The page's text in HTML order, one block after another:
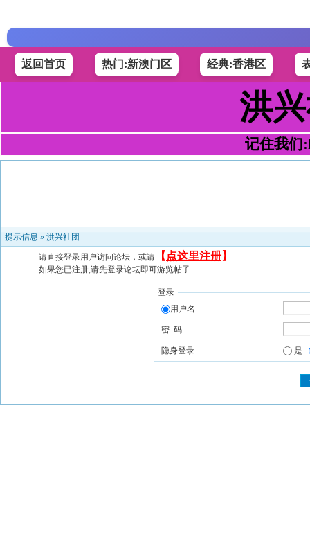
返回首页 热门:新澳门区 经典:香港区
洪
记住我们
提示信息 » 洪兴社团
请直接登录用户访问论坛，或请 【 点这里注册】
如果您已注册,请先登录论坛即可游览帖子
登录
用户名
密 码
隐身登录 是